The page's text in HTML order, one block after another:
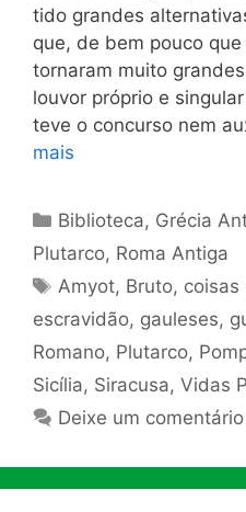
tido grandes
que, de bem pouco
tornaram muito
louvor próprio e
teve o concurso nem
mais
Categorias
Biblioteca, Grécia
Plutarco, Roma Antiga
Tags
Amyot, Bruto, coisas
escravidão, gauleses,
Romano, Plutarco,
Sicília, Siracusa, Vidas
Deixe um comentário